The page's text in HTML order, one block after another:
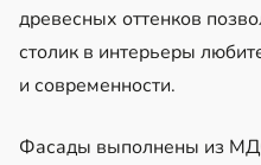
древесных оттенков
столик в интерьеры
и современности.
Фасады выполнены из